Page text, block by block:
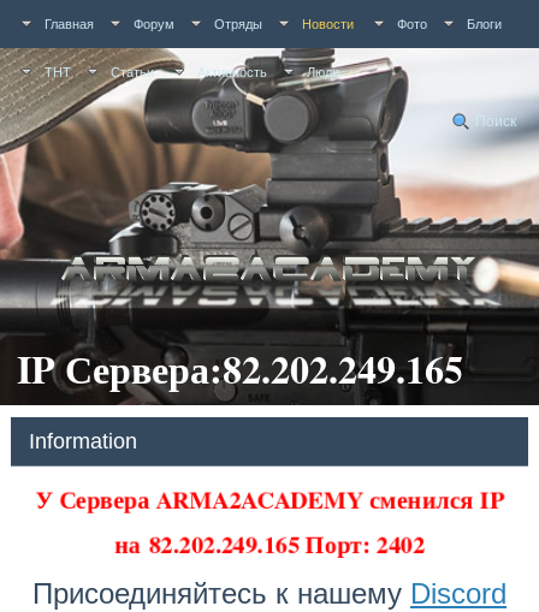
Главная Форум Отряды Новости Фото Блоги
ТНТ Статьи Активность Люди
Поиск
IP Сервера:82.202.249.165
Information
У Сервера ARMA2ACADEMY сменился IP
на 82.202.249.165 Порт: 2402
Присоединяйтесь к нашему Discord